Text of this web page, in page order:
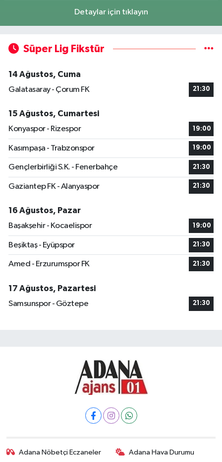
Detaylar için tıklayın
Süper Lig Fikstür
14 Ağustos, Cuma
Galatasaray - Çorum FK
21:30
15 Ağustos, Cumartesi
Konyaspor - Rizespor
19:00
Kasımpaşa - Trabzonspor 19:00
Gençlerbirliği S.K. - Fenerbahçe 21:30
Gaziantep FK - Alanyaspor 21:30
16 Ağustos, Pazar
Başakşehir - Kocaelispor
19:00
Beşiktaş - Eyüpspor 21:30
Amed - Erzurumspor FK 21:30
17 Ağustos, Pazartesi
Samsunspor - Göztepe
21:30
Adana Nöbetçi Eczaneler Adana Hava Durumu